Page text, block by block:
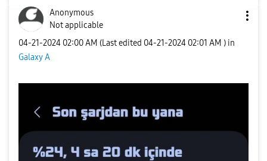
Anonymous
Not applicable
‎04-21-2024 02:00 AM (Last edited ‎04-21-2024 02:01 AM ) in
Galaxy A